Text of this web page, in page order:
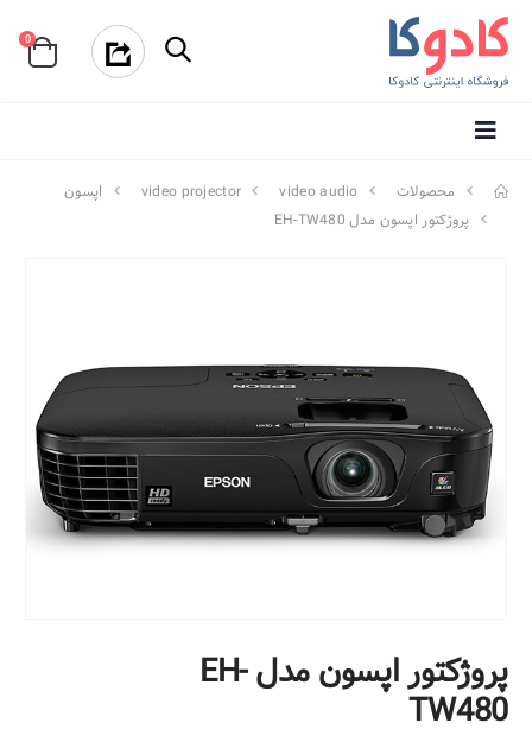
0
محصولات video audio
video projector
اپسون
پروژکتور اپسون مدل EH-TW480
پروژکتور اپسون مدل EH-
TW480